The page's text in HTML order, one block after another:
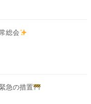
総会
急の措置